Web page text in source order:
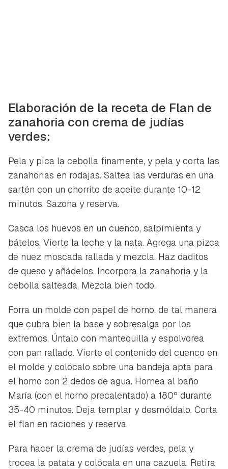
Elaboración de la receta de Flan de
zanahoria con crema de judías
verdes:
Pela y pica la cebolla finamente, y pela y corta las
zanahorias en rodajas. Saltea las verduras en una
sartén con un chorrito de aceite durante 10-12
minutos. Sazona y reserva.
Casca los huevos en un cuenco, salpimienta y
bátelos. Vierte la leche y la nata. Agrega una pizca
de nuez moscada rallada y mezcla. Haz daditos
de queso y añádelos. Incorpora la zanahoria y la
cebolla salteada. Mezcla bien todo.
Forra un molde con papel de horno, de tal manera
que cubra bien la base y sobresalga por los
extremos. Úntalo con mantequilla y espolvorea
con pan rallado. Vierte el contenido del cuenco en
el molde y colócalo sobre una bandeja apta para
el horno con 2 dedos de agua. Hornea al baño
María (con el horno precalentado) a 180º durante
35-40 minutos. Deja templar y desmóldalo. Corta
el flan en raciones y reserva.
Para hacer la crema de judías verdes, pela y
trocea la patata y colócala en una cazuela. Retira